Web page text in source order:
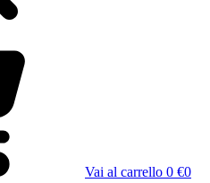
Vai al carrello 0 €0